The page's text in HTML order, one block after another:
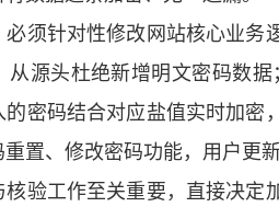
须针对性修改网站核心业
从源头杜绝新增明文密码数
密码结合对应盐值实时加
置、修改密码功能，用户更
验工作至关重要，直接决